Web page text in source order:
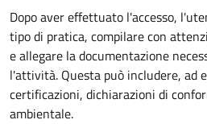
Dopo aver effettuato l'accesso,
tipo di pratica, compilare con
e allegare la documentazione
l'attività. Questa può includere, ad
certificazioni, dichiarazioni di
ambientale.